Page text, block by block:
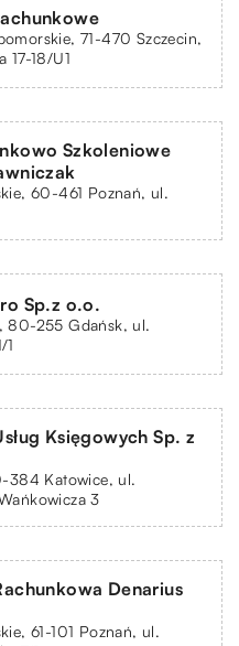
71-470 Szczecin,
17-18/U1
Szkoleniowe
60-461 Poznań, ul.
Sp.z o.o.
80-255 Gdańsk, ul.
1
Księgowych Sp. z
384 Katowice, ul.
3
Denarius
61-101 Poznań, ul.